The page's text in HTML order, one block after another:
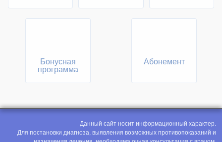
Бонусная
программа
Абонемент
Данный сайт носит информационный характер.
Для постановки диагноза, выявления возможных противопоказаний и